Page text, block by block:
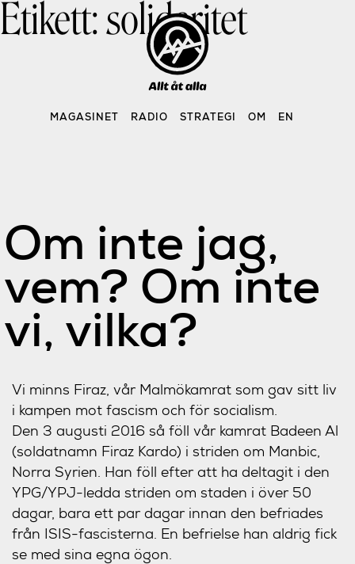
Skip
MAGASINET RADIO STRATEGI OM EN
Etikett:solidaritet
Om inte jag,
vem? Om inte
vi, vilka?
Vi minns Firaz, vår Malmökamrat som gav sitt liv
i kampen mot fascism och för socialism.
Den 3 augusti 2016 så föll vår kamrat Badeen Al
(soldatnamn Firaz Kardo) i striden om Manbic,
Norra Syrien. Han föll efter att ha deltagit i den
YPG/YPJ-ledda striden om staden i över 50
dagar, bara ett par dagar innan den befriades
från ISIS-fascisterna. En befrielse han aldrig fick
se med sina egna ögon.